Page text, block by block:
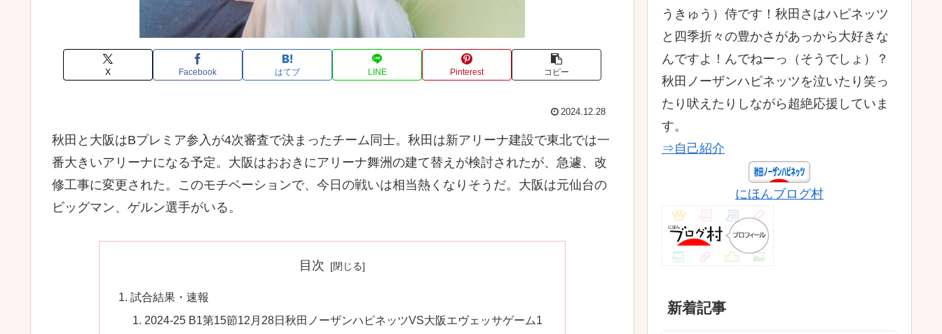
X Facebook はてブ LINE Pinterest コピー
2024.12.28
秋田と大阪はBプレミア参入が4次審査で決まったチーム同士。秋田は新アリーナ建設で東北では一
番大きいアリーナになる予定。大阪はおおきにアリーナ舞洲の建て替えが検討されたが、急遽、改
修工事に変更された。このモチベーションで、今日の戦いは相当熱くなりそうだ。大阪は元仙台の
ビッグマン、ゲルン選手がいる。
目次
試合結果・速報
2024-25 B1第15節12月28日秋田ノーザンハピネッツVS大阪エヴェッサゲーム1
うきゅう）侍です！秋田さはハピネッツ
と四季折々の豊かさがあっから大好きな
んですよ！んでねーっ（そうでしょ）？
秋田ノーザンハピネッツを泣いたり笑っ
たり吠えたりしながら超絶応援していま
す。
⇒自己紹介
にほんブログ村
新着記事